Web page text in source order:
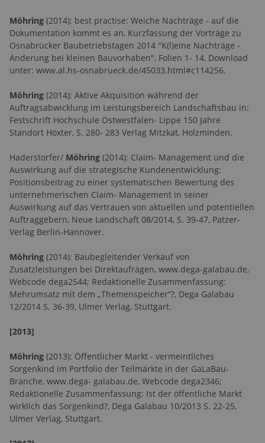
Möhring (2014): best practise: Weiche Nachträge - auf die
Dokumentation kommt es an, Kurzfassung der Vorträge zu
Osnabrücker Baubetriebstagen 2014 "K(l)eine Nachträge -
Änderung bei kleinen Bauvorhaben", Folien 1- 14, Download
unter: www.al.hs-osnabrueck.de/45033.html#c114256.
Möhring (2014): Aktive Akquisition während der
Auftragsabwicklung im Leistungsbereich Landschaftsbau in:
Festschrift Hochschule Ostwestfalen- Lippe 150 Jahre
Standort Höxter, S. 280- 283 Verlag Mitzkat, Holzminden.
Haderstorfer/ Möhring (2014): Claim- Management und die
Auswirkung auf die strategische Kundenentwicklung:
Positionsbeitrag zu einer systematischen Bewertung des
unternehmerischen Claim- Management in seiner
Auswirkung auf das Vertrauen von aktuellen und potentiellen
Auftraggebern, Neue Landschaft 08/2014, S. 39-47, Patzer-
Verlag Berlin-Hannover.
Möhring (2014): Baubegleitender Verkauf von
Zusatzleistungen bei Direktaufrägen, www.dega-galabau.de,
Webcode dega2544; Redaktionelle Zusammenfassung:
Mehrumsatz mit dem „Themenspeicher“?, Dega Galabau
12/2014 S. 36-39, Ulmer Verlag, Stuttgart.
[2013]
Möhring (2013): Öffentlicher Markt - vermeintliches
Sorgenkind im Portfolio der Teilmärkte in der GaLaBau-
Branche, www.dega- galabau.de, Webcode dega2346;
Redaktionelle Zusammenfassung: Ist der öffentliche Markt
wirklich das Sorgenkind?, Dega Galabau 10/2013 S. 22-25,
Ulmer Verlag, Stuttgart.